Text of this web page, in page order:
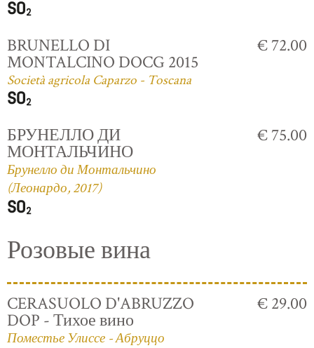
BRUNELLO DI
MONTALCINO DOCG 2015
Società agricola Caparzo - Toscana
€ 72.00
БРУНЕЛЛО ДИ
МОНТАЛЬЧИНО
Брунелло ди Монтальчино
(Леонардо, 2017)
€ 75.00
Розовые вина
CERASUOLO D'ABRUZZO
DOP - Тихое вино
Поместье Улиссе - Абруццо
€ 29.00